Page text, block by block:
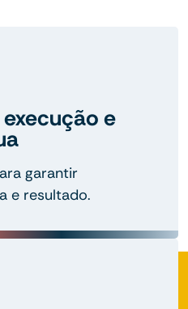
e
garantir
e resultado.